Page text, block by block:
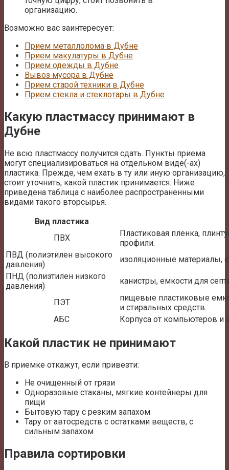
организацию.
Возможно вас заинтересует:
Прием металлолома в Дубне
Прием макулатуры в Дубне
Прием одежды в Дубне
Вывоз мусора в Дубне
Прием старой техники в Дубне
Прием стекла и стеклотары в Дубне
Какую пластмассу принимают в
Дубне
Не всю пластмассу получится сдать. Пункты приема
могут специализироваться на отдельном виде(-ах)
пластика. Прежде, чем ехать в ту или иную организацию,
стоит уточнить, какой пластик принимается. Ниже
приведена таблица с наиболее распространенными
видами такого вторсырья.
Вид пластика
ПВХ
Пластиковая пленка,
профили.
ПВД (полиэтилен высокого
давления)
изоляционные материалы,
ПНД (полиэтилен низкого
давления)
канистры, емкости для
ПЭТ
пищевые пластиковые
и стиральных средств.
АБС
Корпуса от компьютеров и
Какой пластик не принимают
В приемке откажут, если привезти:
Не очищенный от грязи
Одноразовые стаканы, мягкие контейнеры для
пищи
Бытовую тару с резким запахом
Тару от автосредств с остатками веществ, с
сильным запахом
Правила сортировки